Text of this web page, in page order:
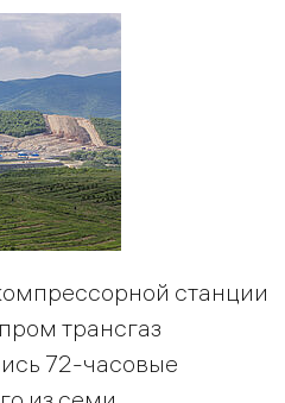
станции
трансгаз
72-часовые